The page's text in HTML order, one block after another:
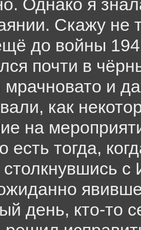
Однако я
Скажу не
до войны
почти в
мрачновато и
как
на
есть тогда,
столкнувшись
день, кто-то